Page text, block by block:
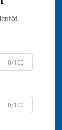
0/100
0/100